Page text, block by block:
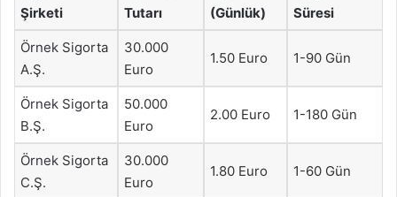
Şirketi
Tutarı
(Günlük)
Süresi
Örnek Sigorta
A.Ş.
30.000
Euro
1.50 Euro 1-90 Gün
Örnek Sigorta
B.Ş.
50.000
Euro
2.00 Euro 1-180 Gün
Örnek Sigorta
C.Ş.
30.000
Euro
1.80 Euro 1-60 Gün